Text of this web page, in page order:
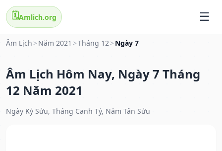
🗓️Amlich.org
Âm Lịch > Năm 2021 >Tháng 12> Ngày 7
Âm Lịch Hôm Nay, Ngày 7 Tháng
12 Năm 2021
Ngày Kỷ Sửu, Tháng Canh Tý, Năm Tân Sửu